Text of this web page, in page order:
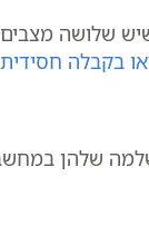
שיש שלושה
בקבלה חסידית
שלהן